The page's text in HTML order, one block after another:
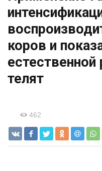
коров и
естественной
телят
462